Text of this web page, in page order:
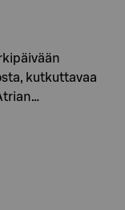
kutkuttavaa